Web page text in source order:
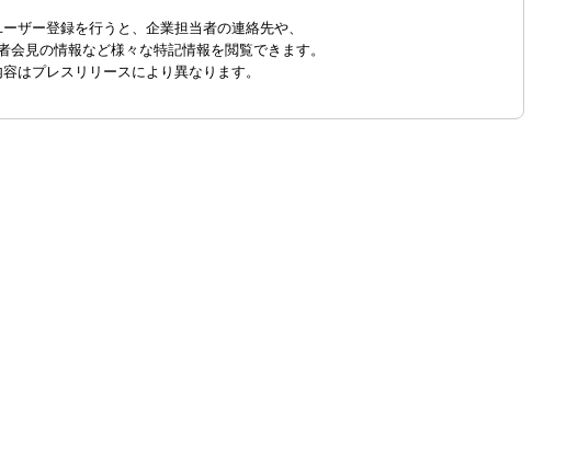
ーザー登録を行うと、企業担当者の連絡先や、
会見の情報など様々な特記情報を閲覧できます。
はプレスリリースにより異なります。